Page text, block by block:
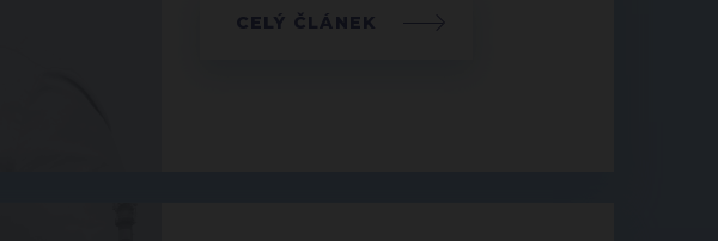
CELÝ ČLÁNEK